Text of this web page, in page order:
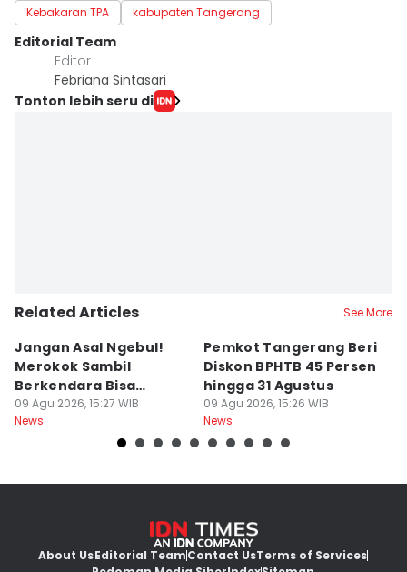
Kebakaran TPA kabupaten Tangerang
Editorial Team
Editor
Febriana Sintasari
Tonton lebih seru di
Related Articles See More
Jangan Asal Ngebul!
Merokok Sambil
Berkendara Bisa
Didenda Rp750 Ribu
09 Agu 2026, 15:27 WIB
News
Pemkot Tangerang Beri
Diskon BPHTB 45 Persen
hingga 31 Agustus
09 Agu 2026, 15:26 WIB
News
About UsEditorial TeamContact UsTerms of Services